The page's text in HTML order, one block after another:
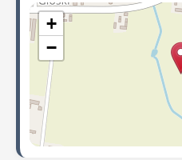
+
−